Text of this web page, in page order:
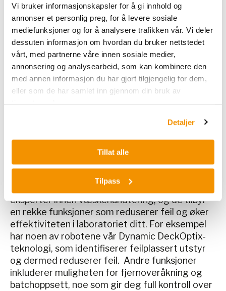
Vi bruker informasjonskapsler for å gi innhold og
annonser et personlig preg, for å levere sosiale
mediefunksjoner og for å analysere trafikken vår. Vi deler
dessuten informasjon om hvordan du bruker nettstedet
vårt, med partnerne våre innen sosiale medier,
annonsering og analysearbeid, som kan kombinere den
med annen informasjon du har gjort tilgjengelig for dem,
eller som de har samlet inn gjennom din bruk av
Detaljer
Tillat alle
Tilpass
håndtere en rekke oppgaver innen områder som
genteknologi, legemiddeloppdagelse,
proteomikk og mye mer. Med nøyaktig
nanoliter-overføring og kontaktfri dispensering,
muliggjør disse robotene miniaturisering av
analyser og raskere DNA/RNA-normalisering,
barkoding og pooling av biblioteker.1Disse
robotene tilbyr også en komplett walkaway-
spesifikke behov. Uavhengig av om du trenger å
overføre mikroliter- til milliliter-volumer med
høy presisjon og hastighet, eller du trenger en
løsning som lar deg utføre en rekke
tilleggstrinn, har vi det du trenger. Våre
pipetteringsrobotløsninger er utviklet av
eksperter innen væskehåndtering, og de tilbyr
en rekke funksjoner som reduserer feil og øker
effektiviteten i laboratoriet ditt. For eksempel
har noen av robotene vår Dynamic DeckOptix-
teknologi, som identifiserer feilplassert utstyr
og dermed reduserer feil. Andre funksjoner
inkluderer muligheten for fjernoveråkning og
batchoppsett, noe som gir deg full kontroll over